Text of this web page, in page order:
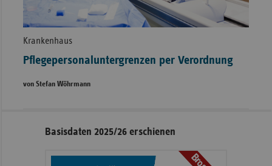
Krankenhaus
Pflegepersonaluntergrenzen per Verordnung
von Stefan Wöhrmann
Seitennavigation
SeitenleisteBasisdaten 2025/26 erschienen